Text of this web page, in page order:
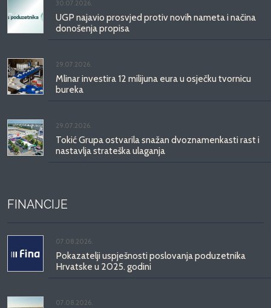
30.07.2026.
UGP najavio prosvjed protiv novih nameta i načina
donošenja propisa
29.07.2026.
Mlinar investira 12 milijuna eura u osječku tvornicu
bureka
29.07.2026.
Tokić Grupa ostvarila snažan dvoznamenkasti rast i
nastavlja strateška ulaganja
FINANCIJE
07.08.2026.
Pokazatelji uspješnosti poslovanja poduzetnika
Hrvatske u 2025. godini
07.08.2026.